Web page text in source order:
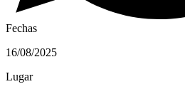
Fechas
16/08/2025
Lugar